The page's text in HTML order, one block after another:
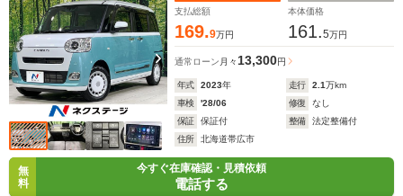
オートエアコン Bluetooth支払総額
169.9万円
本体価格
161.5万円
通常ローン 月々13,300円
年式 2023年 走行 2.1万km
車検
'28/06 修復
なし
保証
保証付 整備
法定整備付
住所
北海道帯広市
無
料
今すぐ在庫確認・見積依頼
電話する